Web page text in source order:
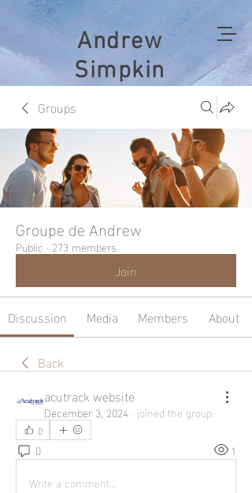
Andrew
Simpkin
Groups
Groupe de Andrew
Public · 273 members
Join
Discussion Media Members
About
Back
acutrack website
December 3, 2024 · joined the group.
0
0
1
Write a comment...